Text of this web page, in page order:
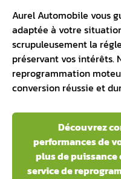
Aurel Automobile vous
adaptée à votre
scrupuleusement la
préservant vos intérêts.
reprogrammation
conversion réussie et
Découvrez
performances de
plus de puissance
service de